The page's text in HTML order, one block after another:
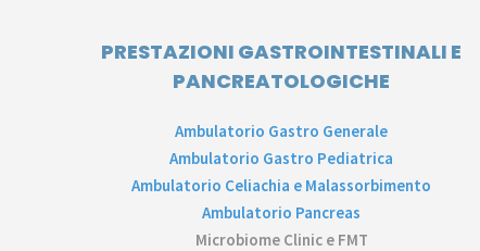
PRESTAZIONI GASTROINTESTINALI E
PANCREATOLOGICHE
Ambulatorio Gastro Generale
Ambulatorio Gastro Pediatrica
Ambulatorio Celiachia e Malassorbimento
Ambulatorio Pancreas
Microbiome Clinic e FMT